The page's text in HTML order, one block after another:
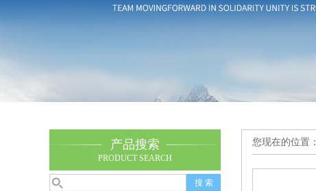
产品搜索
PRODUCT SEARCH
您现在的位置：